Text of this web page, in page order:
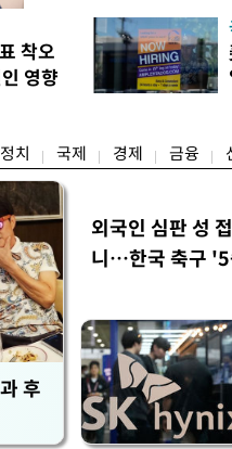
안'을 전면 재검토 할 것을
들과의 상황 점검 회의에서
지법안을 둘러싼 투자자들
았다. 이 자리에서 이 대통
착오
영향
정치 국제 경제 금융
후
외국인 심판 성
니…한국 축구